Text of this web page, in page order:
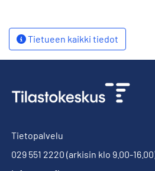
Tietueen kaikki tiedot
Tietopalvelu
029 551 2220 (arkisin klo 9.00-